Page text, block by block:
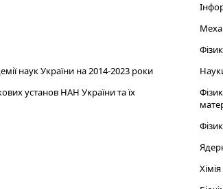
наук України на 2014-2023 роки
установ НАН України та їх
Хімія